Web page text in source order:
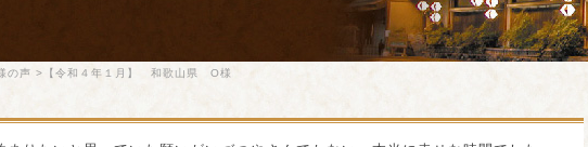
の声 >【令和４年１月】 和歌山県 O様